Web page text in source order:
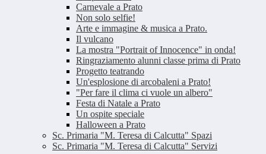
Carnevale a Prato
Non solo selfie!
Arte e immagine & musica a Prato.
Il vulcano
La mostra "Portrait of Innocence" in onda!
Ringraziamento alunni classe prima di Prato
Progetto teatrando
Un'esplosione di arcobaleni a Prato!
"Per fare il clima ci vuole un albero"
Festa di Natale a Prato
Un ospite speciale
Halloween a Prato
Sc. Primaria "M. Teresa di Calcutta" Spazi
Sc. Primaria "M. Teresa di Calcutta" Servizi